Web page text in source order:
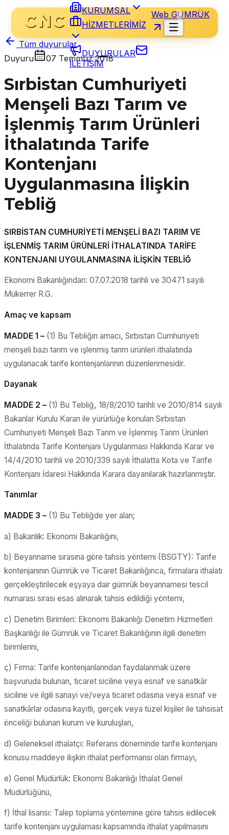
KURUMSAL
HİZMETLERİMİZ
DUYURULAR
İLETİŞİM
Web GÜMRÜK
Tüm duyurular
Duyuru
07 Temmuz 2018
Sırbistan Cumhuriyeti
Menşeli Bazı Tarım ve
İşlenmiş Tarım Ürünleri
İthalatında Tarife
Kontenjanı
Uygulanmasına İlişkin
Tebliğ
SIRBİSTAN CUMHURİYETİ MENŞELİ BAZI TARIM VE
İŞLENMİŞ TARIM ÜRÜNLERİ İTHALATINDA TARİFE
KONTENJANI UYGULANMASINA İLİŞKİN TEBLİĞ
Ekonomi Bakanlığından: 07.07.2018 tarihli ve 30471 sayılı
Mükerrer R.G.
Amaç ve kapsam
MADDE 1 – (1) Bu Tebliğin amacı, Sırbistan Cumhuriyeti
menşeli bazı tarım ve işlenmiş tarım ürünleri ithalatında
uygulanacak tarife kontenjanlarının düzenlenmesidir.
Dayanak
MADDE 2 – (1) Bu Tebliğ, 18/8/2010 tarihli ve 2010/814 sayılı
Bakanlar Kurulu Kararı ile yürürlüğe konulan Sırbistan
Cumhuriyeti Menşeli Bazı Tarım ve İşlenmiş Tarım Ürünleri
İthalatında Tarife Kontenjanı Uygulanması Hakkında Karar ve
14/4/2010 tarihli ve 2010/339 sayılı İthalatta Kota ve Tarife
Kontenjanı İdaresi Hakkında Karara dayanılarak hazırlanmıştır.
Tanımlar
MADDE 3 – (1) Bu Tebliğde yer alan;
a) Bakanlık: Ekonomi Bakanlığını,
b) Beyanname sırasına göre tahsis yöntemi (BSGTY): Tarife
kontenjanının Gümrük ve Ticaret Bakanlığınca, firmalara ithalatı
gerçekleştirilecek eşyaya dair gümrük beyannamesi tescil
numarası sırası esas alınarak tahsis edildiği yöntemi,
c) Denetim Birimleri: Ekonomi Bakanlığı Denetim Hizmetleri
Başkanlığı ile Gümrük ve Ticaret Bakanlığının ilgili denetim
birimlerini,
ç) Firma: Tarife kontenjanlarından faydalanmak üzere
başvuruda bulunan, ticaret siciline veya esnaf ve sanatkâr
siciline ve ilgili sanayi ve/veya ticaret odasına veya esnaf ve
sanatkârlar odasına kayıtlı, gerçek veya tüzel kişiler ile tahsisat
önceliği bulunan kurum ve kuruluşları,
d) Geleneksel ithalatçı: Referans döneminde tarife kontenjanı
konusu maddeye ilişkin ithalat performansı olan firmayı,
e) Genel Müdürlük: Ekonomi Bakanlığı İthalat Genel
Müdürlüğünü,
f) İthal lisansı: Talep toplama yöntemine göre tahsis edilecek
tarife kontenjanı uygulaması kapsamında ithalat yapılmasını